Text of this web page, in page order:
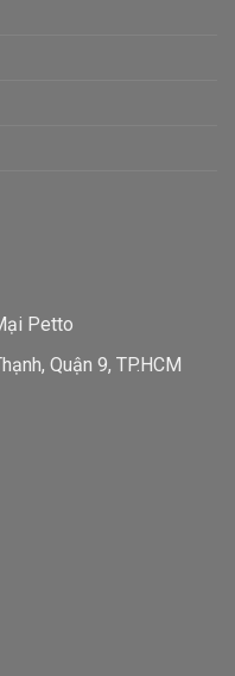
Petto
Quận 9, TP.HCM